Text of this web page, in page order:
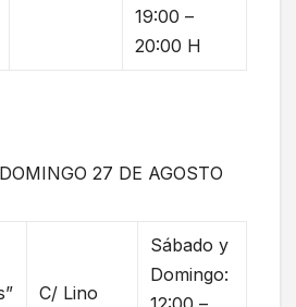
19:00 –
20:00 H
27 DE AGOSTO
C/ Lino
Sábado y
Domingo: